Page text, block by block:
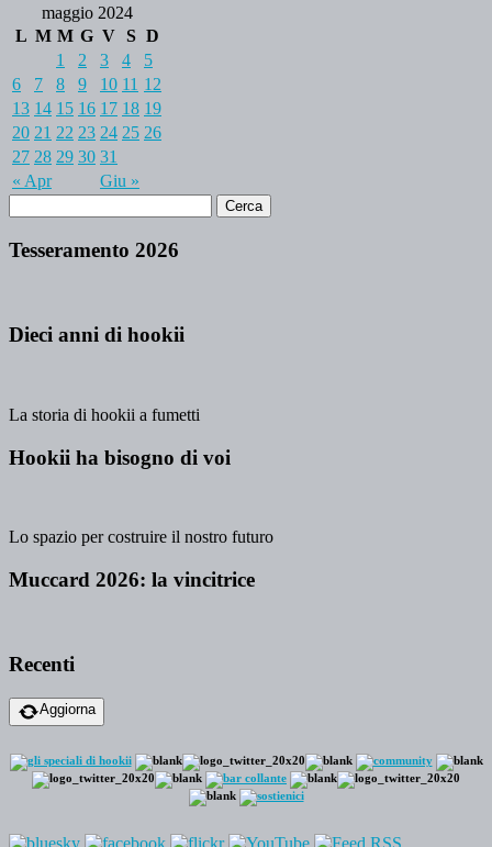
maggio 2024
L M M G V S D
« Apr Giu »
1 2 3 4
5
6
7 8 9 10 11 12
13 14 15 16 17 18 19
20 21 22 23 24 25 26
27 28 29 30 31
Tesseramento 2026
Dieci anni di hookii
La storia di hookii a fumetti
Hookii ha bisogno di voi
Lo spazio per costruire il nostro futuro
Muccard 2026: la vincitrice
Recenti
Aggiorna